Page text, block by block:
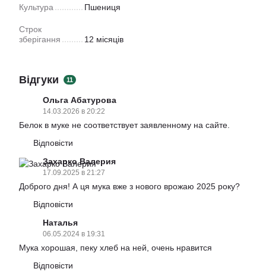
Культура Пшениця
Строк
зберігання
12 місяців
Відгуки 11
Ольга Абатурова
14.03.2026 в 20:22
Белок в муке не соответствует заявленному на сайте.
Відповісти
Захарко Валерия
17.09.2025 в 21:27
Доброго дня! А ця мука вже з нового врожаю 2025 року?
Відповісти
Наталья
06.05.2024 в 19:31
Мука хорошая, пеку хлеб на ней, очень нравится
Відповісти